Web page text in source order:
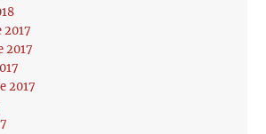
2017
2017
2017